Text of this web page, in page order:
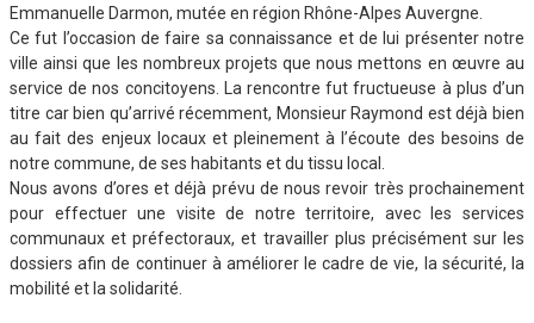
Emmanuelle Darmon, mutée en région Rhône-Alpes Auvergne.
Ce fut l’occasion de faire sa connaissance et de lui présenter notre
ville ainsi que les nombreux projets que nous mettons en œuvre au
service de nos concitoyens. La rencontre fut fructueuse à plus d’un
titre car bien qu’arrivé récemment, Monsieur Raymond est déjà bien
au fait des enjeux locaux et pleinement à l’écoute des besoins de
notre commune, de ses habitants et du tissu local.
Nous avons d’ores et déjà prévu de nous revoir très prochainement
pour effectuer une visite de notre territoire, avec les services
communaux et préfectoraux, et travailler plus précisément sur les
dossiers afin de continuer à améliorer le cadre de vie, la sécurité, la
mobilité et la solidarité.